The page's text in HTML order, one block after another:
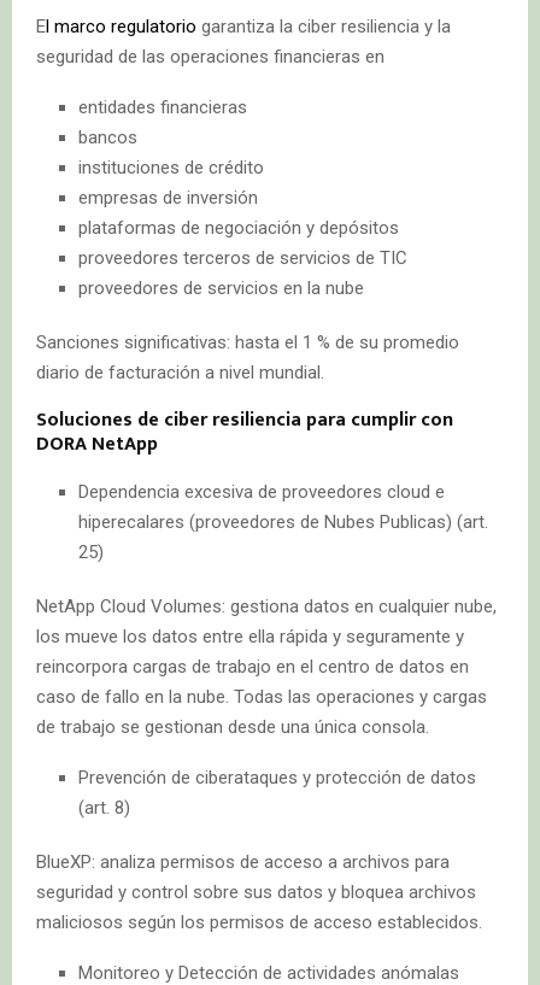
El marco regulatorio garantiza la ciber resiliencia y la
seguridad de las operaciones financieras en
entidades financieras
bancos
instituciones de crédito
empresas de inversión
plataformas de negociación y depósitos
proveedores terceros de servicios de TIC
proveedores de servicios en la nube
Sanciones significativas: hasta el 1 % de su promedio
diario de facturación a nivel mundial.
Soluciones de ciber resiliencia para cumplir con
DORA NetApp
Dependencia excesiva de proveedores cloud e
hiperecalares (proveedores de Nubes Publicas) (art.
25)
NetApp Cloud Volumes: gestiona datos en cualquier nube,
los mueve los datos entre ella rápida y seguramente y
reincorpora cargas de trabajo en el centro de datos en
caso de fallo en la nube. Todas las operaciones y cargas
de trabajo se gestionan desde una única consola.
Prevención de ciberataques y protección de datos
(art. 8)
BlueXP: analiza permisos de acceso a archivos para
seguridad y control sobre sus datos y bloquea archivos
maliciosos según los permisos de acceso establecidos.
Monitoreo y Detección de actividades anómalas